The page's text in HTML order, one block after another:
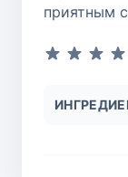
приятным